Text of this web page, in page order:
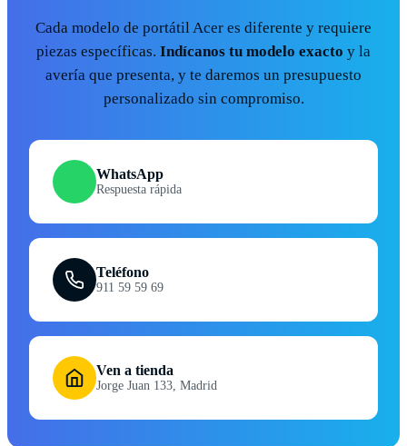
Cada modelo de portátil Acer es diferente y requiere
piezas específicas. Indícanos tu modelo exacto y la
avería que presenta, y te daremos un presupuesto
personalizado sin compromiso.
WhatsApp
Respuesta rápida
Teléfono
911 59 59 69
Ven a tienda
Jorge Juan 133, Madrid